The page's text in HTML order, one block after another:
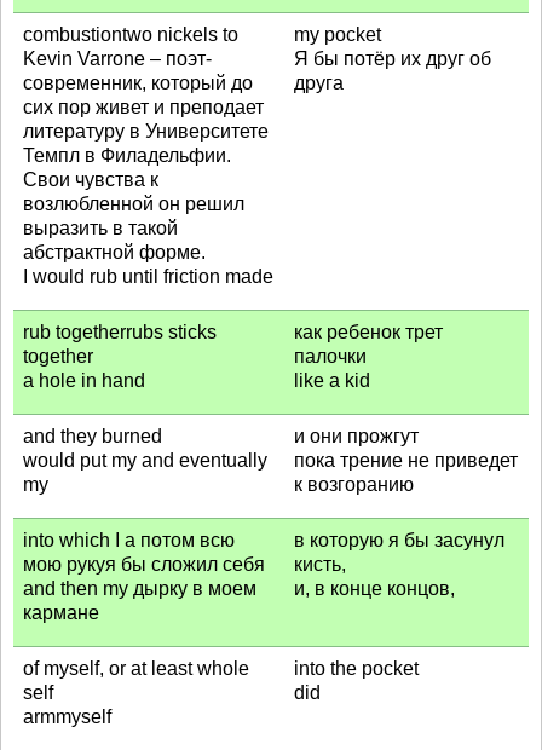
combustiontwo nickels to
Kevin Varrone – поэт-
современник, который до
сих пор живет и преподает
литературу в Университете
Темпл в Филадельфии.
Свои чувства к
возлюбленной он решил
выразить в такой
абстрактной форме.
I would rub until friction made
my pocket
Я бы потёр их друг об
друга
rub togetherrubs sticks
together
a hole in hand
как ребенок трет
палочки
like a kid
and they burned
would put my and eventually
my
и они прожгут
пока трение не приведет
к возгоранию
into which I а потом всю
мою рукуя бы сложил себя
and then my дырку в моем
кармане
в которую я бы засунул
кисть,
и, в конце концов,
of myself, or at least whole
self
armmyself
into the pocket
did